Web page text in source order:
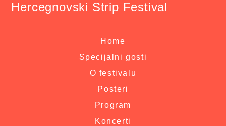
Hercegnovski Strip Festival
Home
Specijalni gosti
O festivalu
Posteri
Program
Koncerti